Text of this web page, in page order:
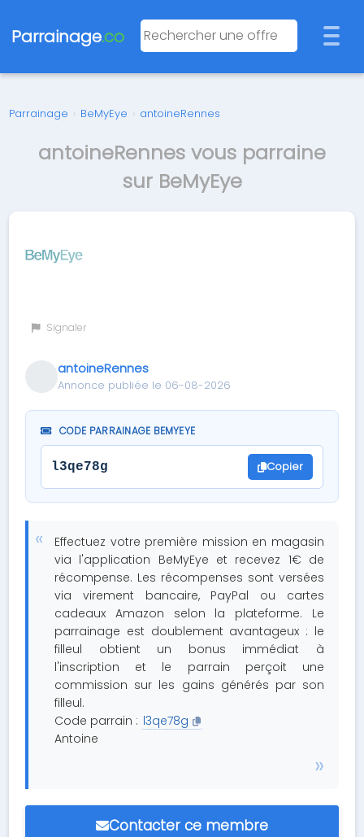
Parrainage.co
Parrainage › BeMyEye › antoineRennes
antoineRennes vous parraine
sur BeMyEye
Signaler
antoineRennes
Annonce publiée le 06-08-2026
CODE PARRAINAGE BEMYEYE
l3qe78g Copier
Effectuez votre première mission en magasin
via l'application BeMyEye et recevez 1€ de
récompense. Les récompenses sont versées
via virement bancaire, PayPal ou cartes
cadeaux Amazon selon la plateforme. Le
parrainage est doublement avantageux : le
filleul obtient un bonus immédiat à
l'inscription et le parrain perçoit une
commission sur les gains générés par son
filleul.
Code parrain : l3qe78g
Antoine
Contacter ce membre